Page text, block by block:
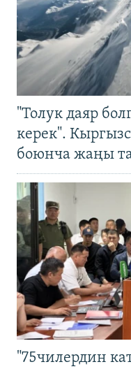
"Толук даяр
керек".
боюнча жаңы
"75чилердин